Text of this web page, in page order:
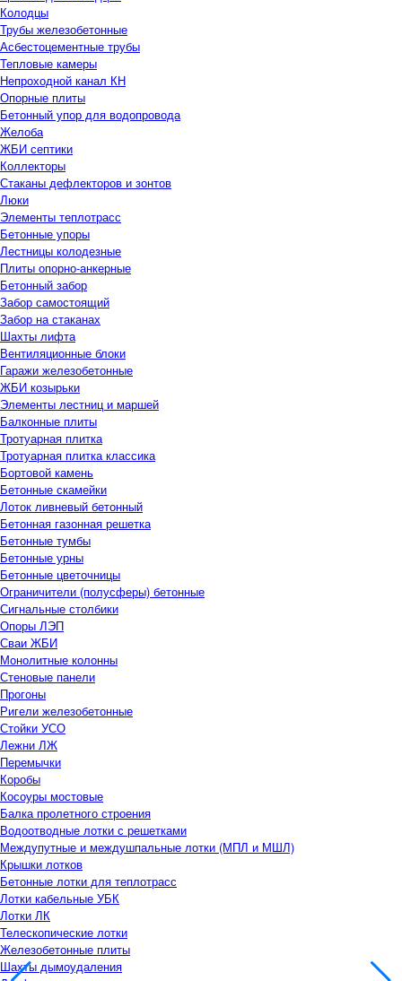
Колодцы
Трубы железобетонные
Асбестоцементные трубы
Тепловые камеры
Непроходной канал КН
Опорные плиты
Бетонный упор для водопровода
Желоба
ЖБИ септики
Коллекторы
Стаканы дефлекторов и зонтов
Люки
Элементы теплотрасс
Бетонные упоры
Лестницы колодезные
Плиты опорно-анкерные
Бетонный забор
Забор самостоящий
Забор на стаканах
Шахты лифта
Вентиляционные блоки
Гаражи железобетонные
ЖБИ козырьки
Элементы лестниц и маршей
Балконные плиты
Тротуарная плитка
Тротуарная плитка классика
Бортовой камень
Бетонные скамейки
Лоток ливневый бетонный
Бетонная газонная решетка
Бетонные тумбы
Бетонные урны
Бетонные цветочницы
Ограничители (полусферы) бетонные
Сигнальные столбики
Опоры ЛЭП
Сваи ЖБИ
Монолитные колонны
Стеновые панели
Прогоны
Ригели железобетонные
Стойки УСО
Лежни ЛЖ
Перемычки
Коробы
Косоуры мостовые
Балка пролетного строения
Водоотводные лотки с решетками
Междупутные и междушпальные лотки (МПЛ и МШЛ)
Крышки лотков
Бетонные лотки для теплотрасс
Лотки кабельные УБК
Лотки ЛК
Телескопические лотки
Железобетонные плиты
Шахты дымоудаления